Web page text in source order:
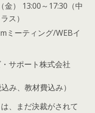
金） 13:00～17:30（中
ス）
ミーティング/WEBイ
サポート株式会社
み、教材費込み）
、まだ決裁がされて